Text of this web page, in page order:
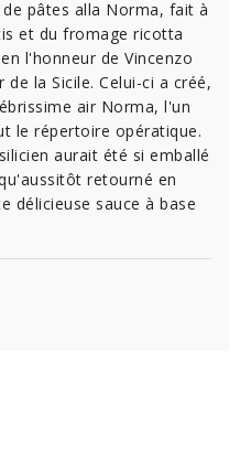
pâtes alla Norma, fait à
et du fromage ricotta
l'honneur de Vincenzo
la Sicile. Celui-ci a créé,
air Norma, l'un
le répertoire opératique.
aurait été si emballé
retourné en
délicieuse sauce à base